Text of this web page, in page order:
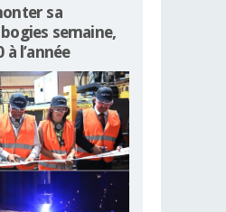
sa
semaine,
l’année